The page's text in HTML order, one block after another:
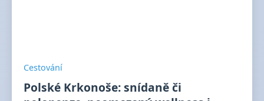
Cestování
Polské Krkonoše: snídaně či